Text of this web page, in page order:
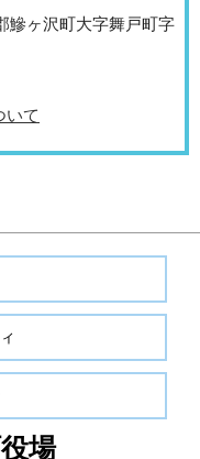
ヶ沢町大字舞戸町字
いて
場